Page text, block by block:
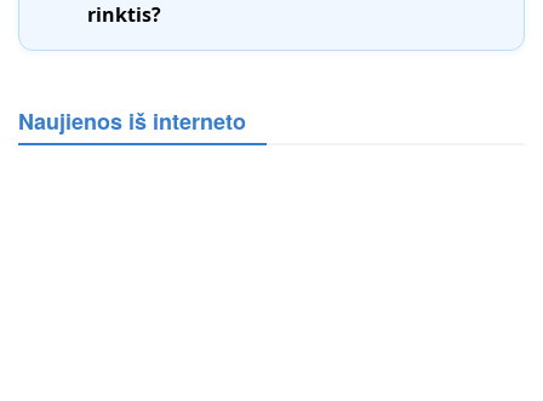
rinktis?
Naujienos iš interneto